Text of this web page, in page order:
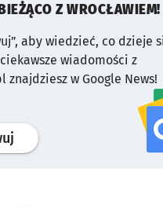
Z WROCŁAWIEM!
aby wiedzieć, co dzieje
wiadomości z
znajdziesz w Google News!
profil